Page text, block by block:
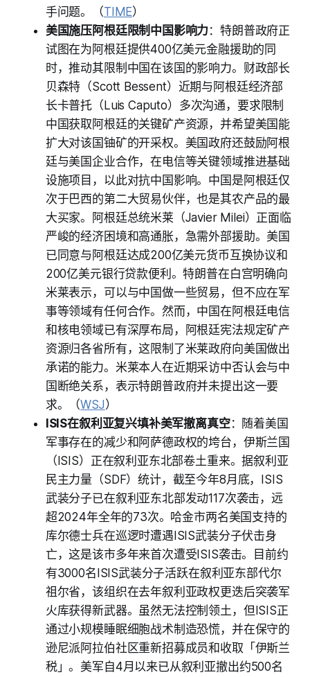
手问题。（TIME）
美国施压阿根廷限制中国影响力 ：特朗普政府正
试图在为阿根廷提供400亿美元金融援助的同
时，推动其限制中国在该国的影响力。财政部长
贝森特（Scott Bessent）近期与阿根廷经济部
长卡普托（Luis Caputo）多次沟通，要求限制
中国获取阿根廷的关键矿产资源，并希望美国能
扩大对该国铀矿的开采权。美国政府还鼓励阿根
廷与美国企业合作，在电信等关键领域推进基础
设施项目，以此对抗中国影响。中国是阿根廷仅
次于巴西的第二大贸易伙伴，也是其农产品的最
大买家。阿根廷总统米莱（Javier Milei）正面临
严峻的经济困境和高通胀，急需外部援助。美国
已同意与阿根廷达成200亿美元货币互换协议和
200亿美元银行贷款便利。特朗普在白宫明确向
米莱表示，可以与中国做一些贸易，但不应在军
事等领域有任何合作。然而，中国在阿根廷电信
和核电领域已有深厚布局，阿根廷宪法规定矿产
资源归各省所有，这限制了米莱政府向美国做出
承诺的能力。米莱本人在近期采访中否认会与中
国断绝关系，表示特朗普政府并未提出这一要
求。（WSJ）
ISIS在叙利亚复兴填补美军撤离真空：随着美国
军事存在的减少和阿萨德政权的垮台，伊斯兰国
（ISIS）正在叙利亚东北部卷土重来。据叙利亚
民主力量（SDF）统计，截至今年8月底，ISIS
武装分子已在叙利亚东北部发动117次袭击，远
超2024年全年的73次。哈金市两名美国支持的
库尔德士兵在巡逻时遭遇ISIS武装分子伏击身
亡，这是该市多年来首次遭受ISIS袭击。目前约
有3000名ISIS武装分子活跃在叙利亚东部代尔
祖尔省，该组织在去年叙利亚政权更迭后突袭军
火库获得新武器。虽然无法控制领土，但ISIS正
通过小规模睡眠细胞战术制造恐慌，并在保守的
逊尼派阿拉伯社区重新招募成员和收取「伊斯兰
税」。美军自4月以来已从叙利亚撤出约500名